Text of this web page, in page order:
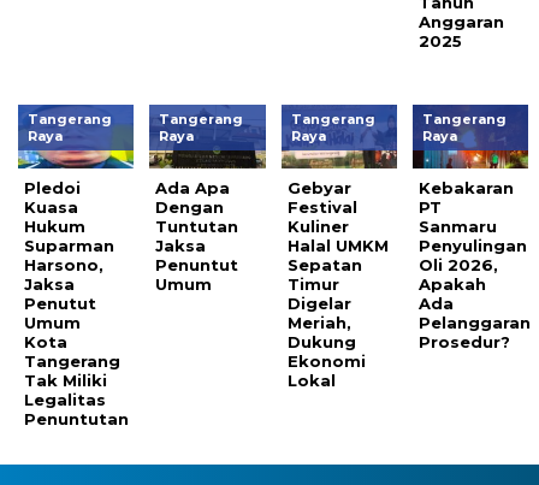
Anggaran
2025
Tangerang
Raya
Pledoi
Kuasa
Hukum
Suparman
Harsono,
Jaksa
Penutut
Umum
Kota
Tangerang
Tak Miliki
Legalitas
Penuntutan
Tangerang
Raya
Ada Apa
Dengan
Tuntutan
Jaksa
Penuntut
Umum
Tangerang
Raya
Gebyar
Festival
Kuliner
Halal UMKM
Sepatan
Timur
Digelar
Meriah,
Dukung
Ekonomi
Lokal
Tangerang
Raya
Kebakaran
PT
Sanmaru
Penyulingan
Oli 2026,
Apakah
Ada
Pelanggaran
Prosedur?